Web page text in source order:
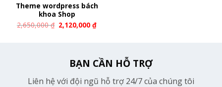
Theme wordpress bách
khoa Shop
2,650,000₫ 2,120,000₫
BẠN CẦN HỖ TRỢ
Liên hệ với đội ngũ hỗ trợ 24/7 của chúng tôi